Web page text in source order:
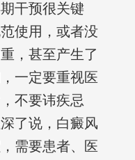
干预很关键
使用，或者没
，甚至产生了
一定要重视医
不要讳疾忌
了说，白癜风
需要患者、医